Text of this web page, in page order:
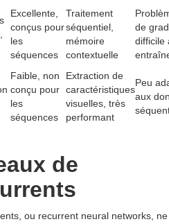
Excellente,
conçus pour
les
séquences
Traitement
séquentiel,
mémoire
contextuelle
de
difficile
Faible, non
conçu pour
les
séquences
Extraction de
caractéristiques
visuelles, très
performant
Peu
aux
de
ou recurrent neural networks, ne